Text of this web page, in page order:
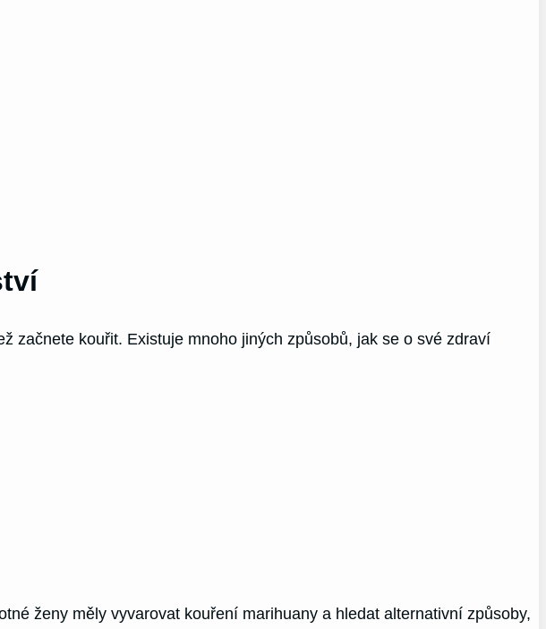
začnete kouřit. Existuje mnoho jiných způsobů, jak se o své zdraví
ženy měly vyvarovat kouření marihuany a hledat alternativní způsoby,